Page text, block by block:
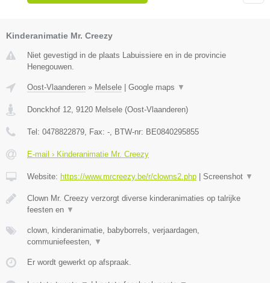
Kinderanimatie Mr. Creezy
Niet gevestigd in de plaats Labuissiere en in de provincie
Henegouwen.
Oost-Vlaanderen » Melsele Google maps ▼
Donckhof 12, 9120 Melsele (Oost-Vlaanderen)
Tel: 0478822879, Fax: -, BTW-nr: BE0840295855
E-mail › Kinderanimatie Mr. Creezy
Website: https://www.mrcreezy.be/r/clowns2.php Screenshot ▼
Clown Mr. Creezy verzorgt diverse kinderanimaties op talrijke
feesten en ▼
clown, kinderanimatie, babyborrels, verjaardagen,
communiefeesten, ▼
Er wordt gewerkt op afspraak.